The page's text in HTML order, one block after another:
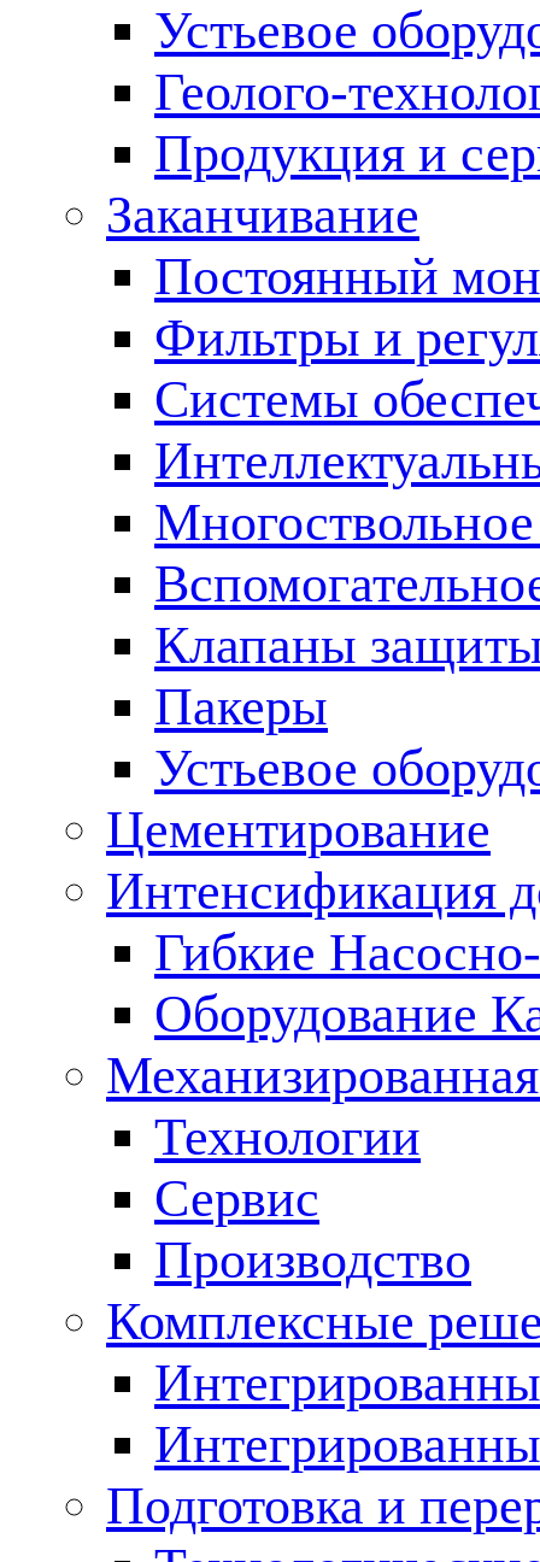
Устьевое
Геолого-
Продукция и
Заканчивание
Постоянный
Фильтры и
Cистемы
Клапаны
Пакеры
Устьевое
Цементирование
Интенсификация
Гибкие
Оборудование
Технологии
Сервис
Производство
Комплексные
Подготовка и